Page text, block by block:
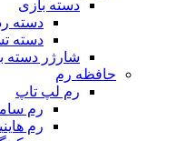
دسته بازی
دسته
دسته
شارژر دسته
حافظه رم
رم لپ تاپ
رم
رم